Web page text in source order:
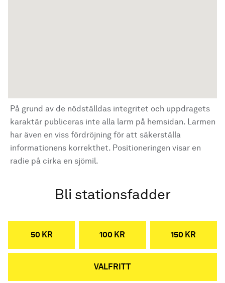
På grund av de nödställdas integritet och uppdragets
karaktär publiceras inte alla larm på hemsidan. Larmen
har även en viss fördröjning för att säkerställa
informationens korrekthet. Positioneringen visar en
radie på cirka en sjömil.
Bli stationsfadder
50 KR 100 KR 150 KR
VALFRITT